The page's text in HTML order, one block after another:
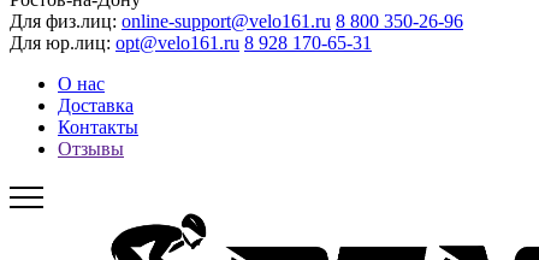
Для физ.лиц: online-support@velo161.ru 8 800 350-26-96
Для юр.лиц: opt@velo161.ru 8 928 170-65-31
О нас
Доставка
Контакты
Отзывы